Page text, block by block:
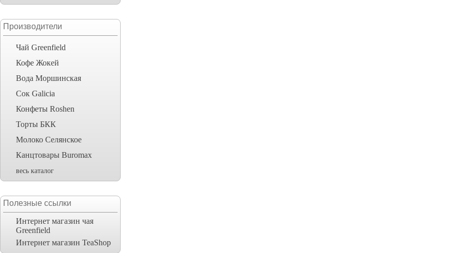
Производители
Чай Greenfield
Кофе Жокей
Вода Моршинская
Сок Galicia
Конфеты Roshen
Торты БКК
Молоко Селянское
Канцтовары Buromax
весь каталог
Полезные ссылки
Интернет магазин чая
Greenfield
Интернет магазин TeaShop